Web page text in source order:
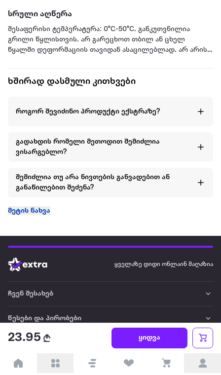
23.95 ყიდვა
სრული აღწერა
შესაფერისი ტემპერატურა: 0°C-50°C. განკუთვნილია
გრილი წყლისთვის. არ გარეცხოთ თბილ ან ცხელ
წყალში დეფორმაციის თავიდან ასაცილებლად. არ არის
მათეთრებლით. შეინახეთ მშრალ და გრილ ადგილას.
ხშირად დასმული კითხვები
როგორ შევიძინო პროდუქტი ექსტრაზე?
გადახდის რომელი მეთოდით შემიძლია
ვისარგებლო?
შემიძლია თუ არა ნივთების განვადებით ან
განაწილებით შეძენა?
მეტის ნახვა
ყველაზე დიდი ონლაინ მაღაზია
ჩვენ შესახებ
წესები და პირობები
პარტნიორებისთვის
ტრენდული